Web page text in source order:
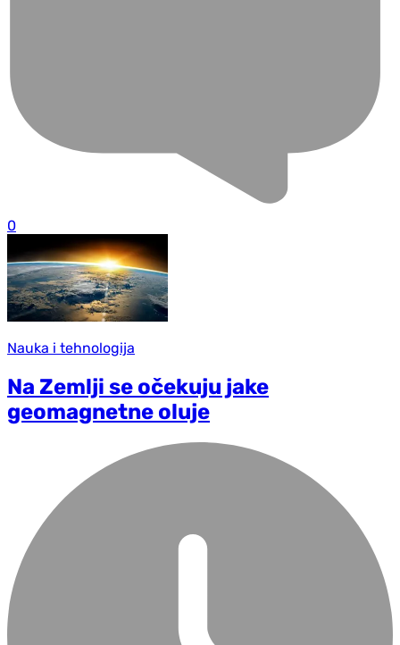
0
Nauka i tehnologija
Na Zemlji se očekuju jake
geomagnetne oluje